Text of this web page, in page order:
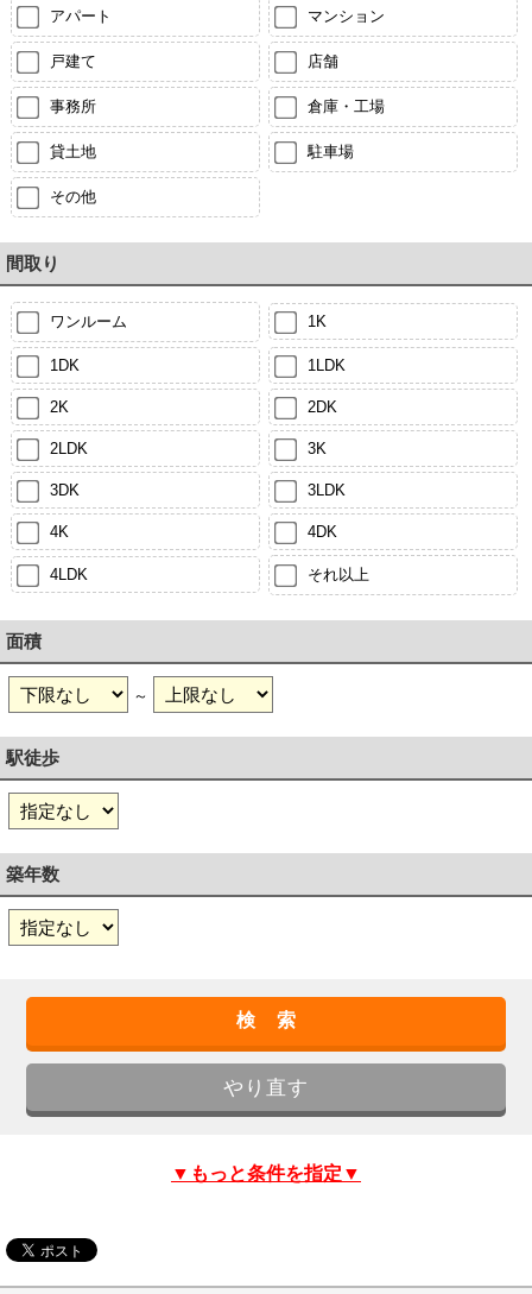
アパート マンション
戸建て 店舗
事務所 倉庫・工場
貸土地 駐車場
その他
間取り
ワンルーム 1K
1DK 1LDK
2K 2DK
2LDK 3K
3DK 3LDK
4K 4DK
4LDK それ以上
面積
～
駅徒歩
築年数
▼もっと条件を指定▼